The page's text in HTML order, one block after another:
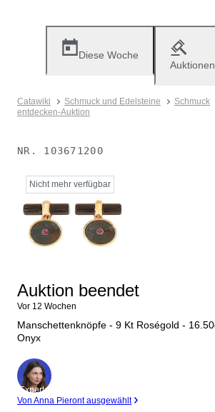
Diese Woche
Auktionen
Catawiki Schmuck und Edelsteine Schmuck
entdecken-Auktion
NR. 103671200
Nicht mehr verfügbar
Auktion beendet
Vor 12 Wochen
Manschettenknöpfe - 9 Kt Roségold - 16.50ct. tw. Diaspore -
Onyx
Experte
Von Anna Pieront ausgewählt